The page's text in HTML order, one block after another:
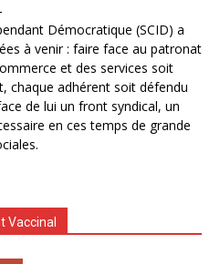
Démocratique (SCID) a
à venir : faire face au patronat
et des services soit
chaque adhérent soit défendu
de lui un front syndical, un
en ces temps de grande
Vaccinal